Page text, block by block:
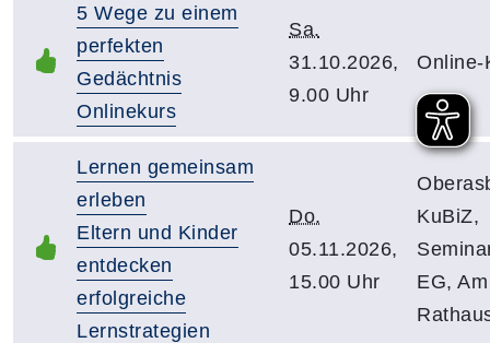
5 Wege zu einem
perfekten
Gedächtnis
Onlinekurs
Sa.
31.10.2026,
9.00 Uhr
Online-
Lernen gemeinsam
erleben
Eltern und Kinder
entdecken
erfolgreiche
Lernstrategien
Do.
05.11.2026,
15.00 Uhr
KuBiZ,
EG, Am